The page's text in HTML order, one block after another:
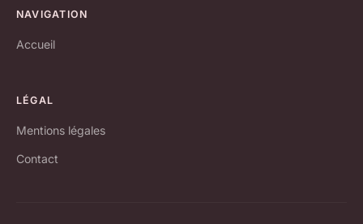
NAVIGATION
Accueil
LÉGAL
Mentions légales
Contact